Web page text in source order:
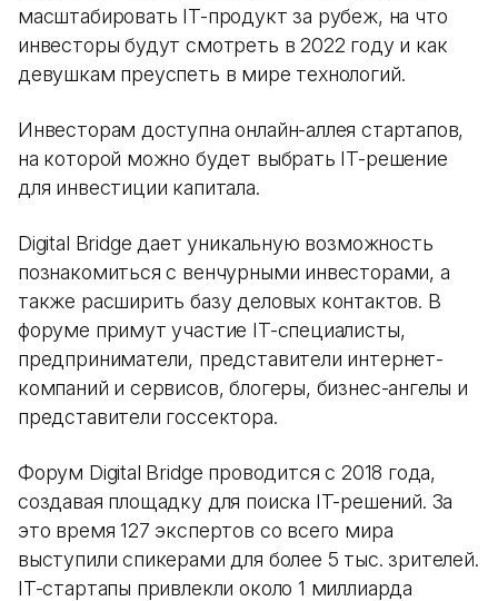
масштабировать IT-продукт за рубеж, на что
инвесторы будут смотреть в 2022 году и как
девушкам преуспеть в мире технологий.
Инвесторам доступна онлайн-аллея стартапов,
на которой можно будет выбрать IT-решение
для инвестиции капитала.
Digital Bridge дает уникальную возможность
познакомиться с венчурными инвесторами, а
также расширить базу деловых контактов. В
форуме примут участие IT-специалисты,
предприниматели, представители интернет-
компаний и сервисов, блогеры, бизнес-ангелы и
представители госсектора.
Форум Digital Bridge проводится с 2018 года,
создавая площадку для поиска IT-решений. За
это время 127 экспертов со всего мира
выступили спикерами для более 5 тыс. зрителей.
IT-стартапы привлекли около 1 миллиарда